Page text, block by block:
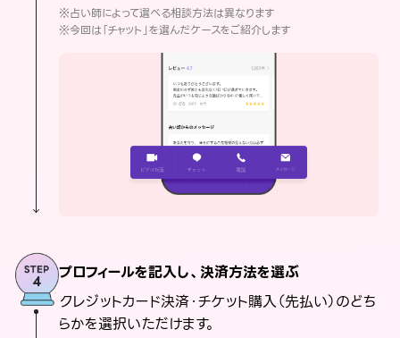
※占い師によって選べる相談方法は異なります
※今回は「チャット」を選んだケースをご紹介します
プロフィールを記入し、決済方法を選ぶ
クレジットカード決済・チケット購入（先払い）のどち
らかを選択いただけます。